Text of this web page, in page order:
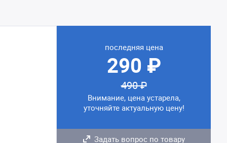
последняя цена
290 ₽
490 ₽
Внимание, цена устарела,
уточняйте актуальную цену!
Задать вопрос по товару